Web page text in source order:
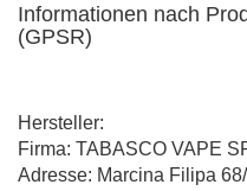
Informationen nach
(GPSR)
Hersteller:
Firma: TABASCO VAPE
Adresse: Marcina Filipa